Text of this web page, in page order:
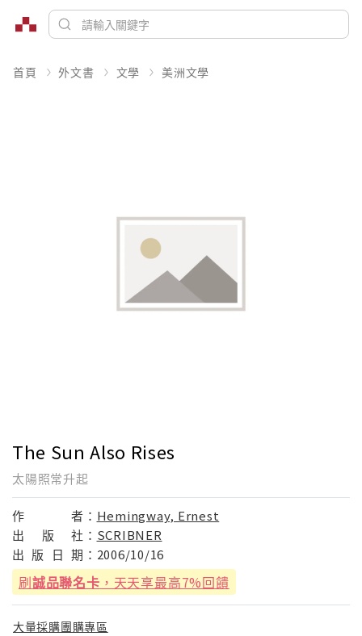
首頁 外文書 文學 美洲文學
The Sun Also Rises
太陽照常升起
作 者： Hemingway, Ernest
出
版 社： SCRIBNER
出 版 日 期： 2006/10/16
刷誠品聯名卡 ，天天享最高7%回饋
大量採購團購專區